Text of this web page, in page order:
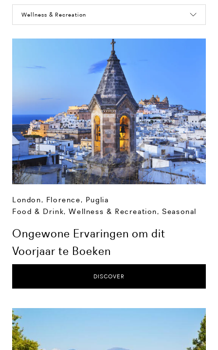
Wellness & Recreation
London, Florence, Puglia
Food & Drink,Wellness & Recreation,Seasonal
Ongewone Ervaringen om dit
Voorjaar te Boeken
DISCOVER